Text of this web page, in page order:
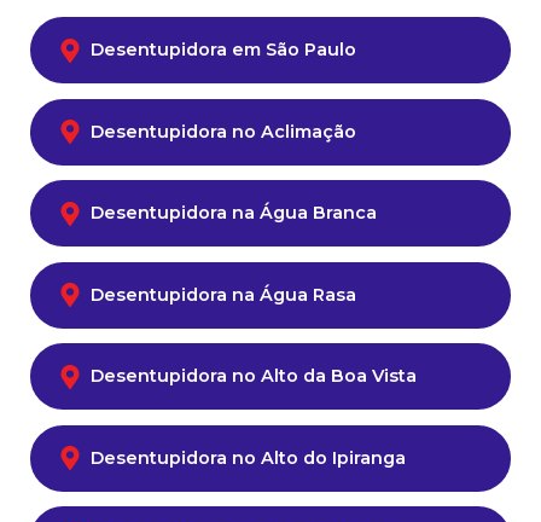
Desentupidora em São Paulo
Desentupidora no Aclimação
Desentupidora na Água Branca
Desentupidora na Água Rasa
Desentupidora no Alto da Boa Vista
Desentupidora no Alto do Ipiranga